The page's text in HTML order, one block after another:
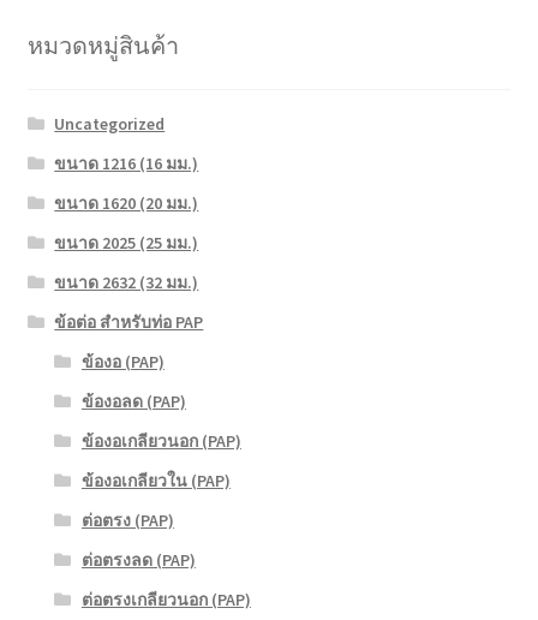
หมวดหมู่สินค้า
Uncategorized
ขนาด 1216 (16 มม.)
ขนาด 1620 (20 มม.)
ขนาด 2025 (25 มม.)
ขนาด 2632 (32 มม.)
ข้อต่อ สำหรับท่อ PAP
ข้องอ (PAP)
ข้องอลด (PAP)
ข้องอเกลียวนอก (PAP)
ข้องอเกลียวใน (PAP)
ต่อตรง (PAP)
ต่อตรงลด (PAP)
ต่อตรงเกลียวนอก (PAP)